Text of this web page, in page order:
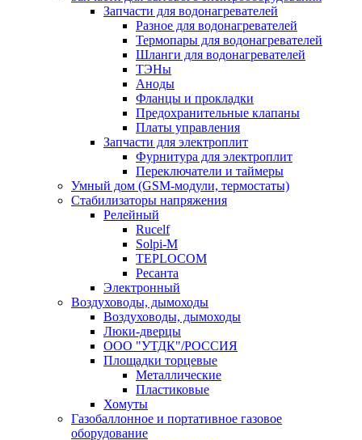
Запчасти для водонагревателей
Разное для водонагревателей
Термопары для водонагревателей
Шланги для водонагревателей
ТЭНы
Аноды
Фланцы и прокладки
Предохранительные клапаны
Платы управления
Запчасти для электроплит
Фурнитура для электроплит
Переключатели и таймеры
Умный дом (GSM-модули, термостаты)
Cтабилизаторы напряжения
Релейный
Rucelf
Solpi-M
TEPLOCOM
Ресанта
Электронный
Воздуховоды, дымоходы
Воздуховоды, дымоходы
Люки-дверцы
ООО "УТДК"/РОССИЯ
Площадки торцевые
Металлические
Пластиковые
Хомуты
Газобаллонное и портативное газовое
оборудование